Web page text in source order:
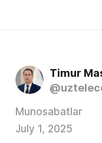
Timur
Munosabatlar
July 1, 2025